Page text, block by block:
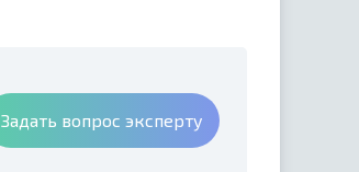
Задать вопрос эксперту